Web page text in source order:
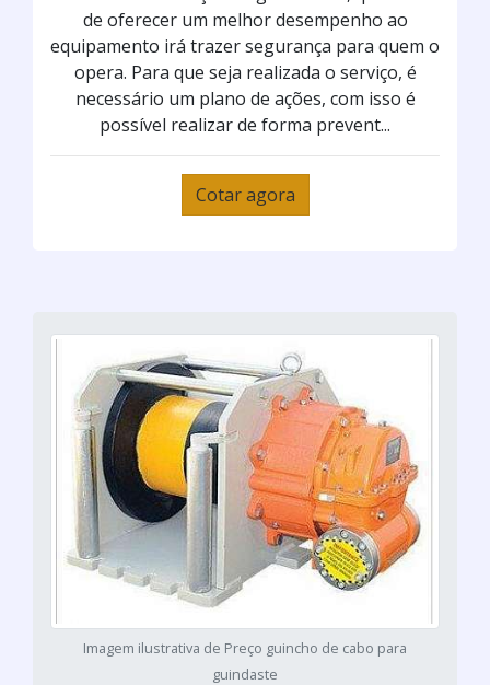
de oferecer um melhor desempenho ao
equipamento irá trazer segurança para quem o
opera. Para que seja realizada o serviço, é
necessário um plano de ações, com isso é
possível realizar de forma prevent...
Cotar agora
Imagem ilustrativa de Preço guincho de cabo para
guindaste